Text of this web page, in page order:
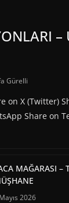
–
Gürelli
on X (Twitter)
Share on
MAĞARASI –
2026